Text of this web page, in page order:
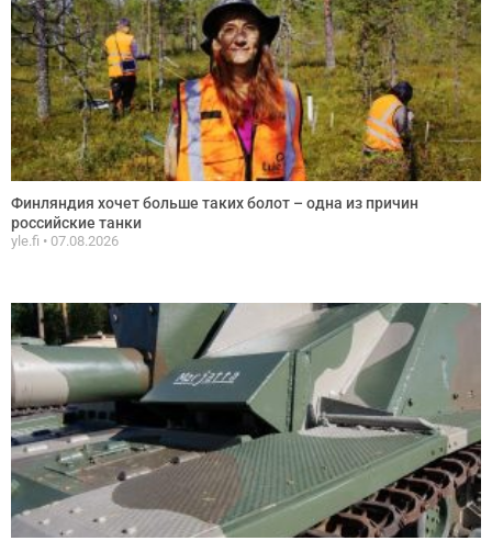
Финляндия хочет больше таких болот – одна из причин
российские танки
yle.fi 07.08.2026